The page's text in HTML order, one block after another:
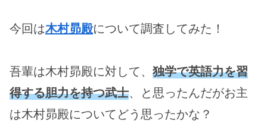
今回は木村昴殿について調査してみた！
吾輩は木村昴殿に対して、 独学で英語力を習
得する胆力を持つ武士、と思ったんだがお主
は木村昴殿についてどう思ったかな？